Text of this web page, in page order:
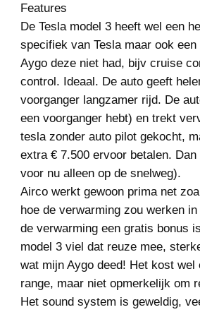
Features
De Tesla model 3 heeft wel een
specifiek van Tesla maar ook
Aygo deze niet had, bijv cruise
control. Ideaal. De auto geeft
voorganger langzamer rijd. De
een voorganger hebt) en trekt
tesla zonder auto pilot gekocht,
extra € 7.500 ervoor betalen.
voor nu alleen op de snelweg).
Airco werkt gewoon prima net
hoe de verwarming zou werken
de verwarming een gratis bonus
model 3 viel dat reuze mee,
wat mijn Aygo deed! Het kost
range, maar niet opmerkelijk om
Het sound system is geweldig,